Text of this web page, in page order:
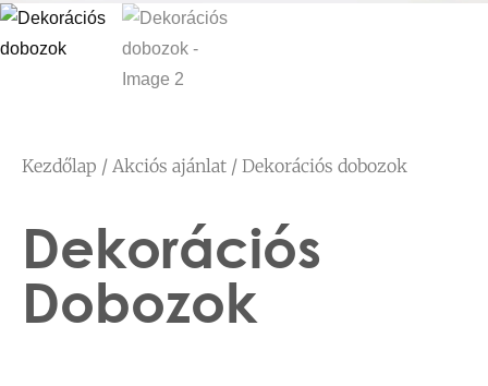
Kezdőlap / Akciós ajánlat / Dekorációs dobozok
Dekorációs
Dobozok